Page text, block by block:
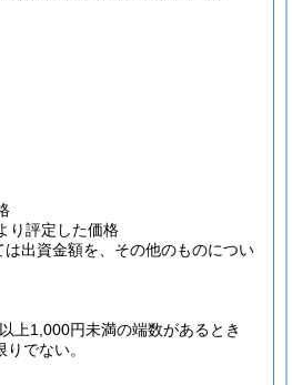
り評定した価格
出資金額を、その他のものについ
上1,000円未満の端数があるとき
でない。